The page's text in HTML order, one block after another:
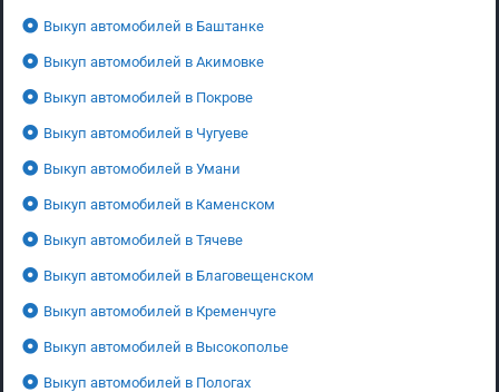
Выкуп автомобилей в Баштанке
Выкуп автомобилей в Акимовке
Выкуп автомобилей в Покрове
Выкуп автомобилей в Чугуеве
Выкуп автомобилей в Умани
Выкуп автомобилей в Каменском
Выкуп автомобилей в Тячеве
Выкуп автомобилей в Благовещенском
Выкуп автомобилей в Кременчуге
Выкуп автомобилей в Высокополье
Выкуп автомобилей в Пологах